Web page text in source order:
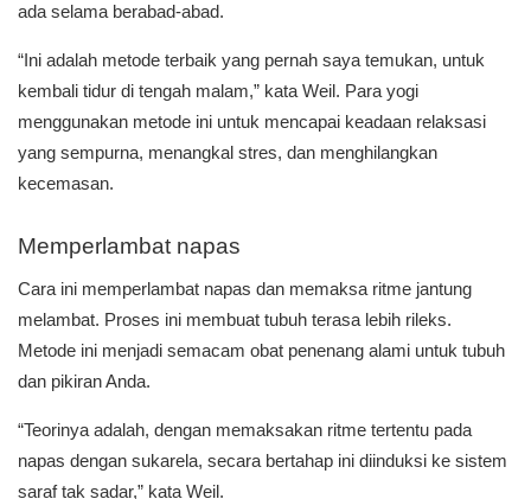
ada selama berabad-abad.
“Ini adalah metode terbaik yang pernah saya temukan, untuk
kembali tidur di tengah malam,” kata Weil. Para yogi
menggunakan metode ini untuk mencapai keadaan relaksasi
yang sempurna, menangkal stres, dan menghilangkan
kecemasan.
Memperlambat napas
Cara ini memperlambat napas dan memaksa ritme jantung
melambat. Proses ini membuat tubuh terasa lebih rileks.
Metode ini menjadi semacam obat penenang alami untuk tubuh
dan pikiran Anda.
“Teorinya adalah, dengan memaksakan ritme tertentu pada
napas dengan sukarela, secara bertahap ini diinduksi ke sistem
saraf tak sadar,” kata Weil.